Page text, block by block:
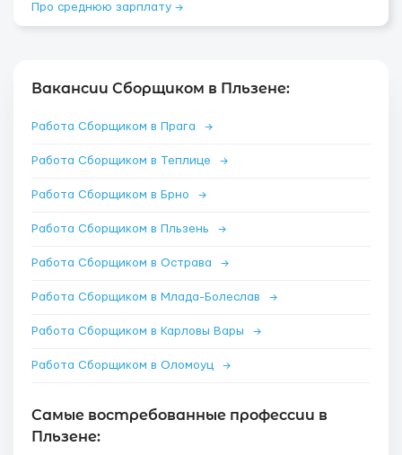
Про среднюю зарплату →
Вакансии Сборщиком в Пльзене:
Работа Сборщиком в Прага →
Работа Сборщиком в Теплице →
Работа Сборщиком в Брно →
Работа Сборщиком в Пльзень →
Работа Сборщиком в Острава →
Работа Сборщиком в Млада-Болеслав →
Работа Сборщиком в Карловы Вары →
Работа Сборщиком в Оломоуц →
Самые востребованные профессии в
Пльзене: